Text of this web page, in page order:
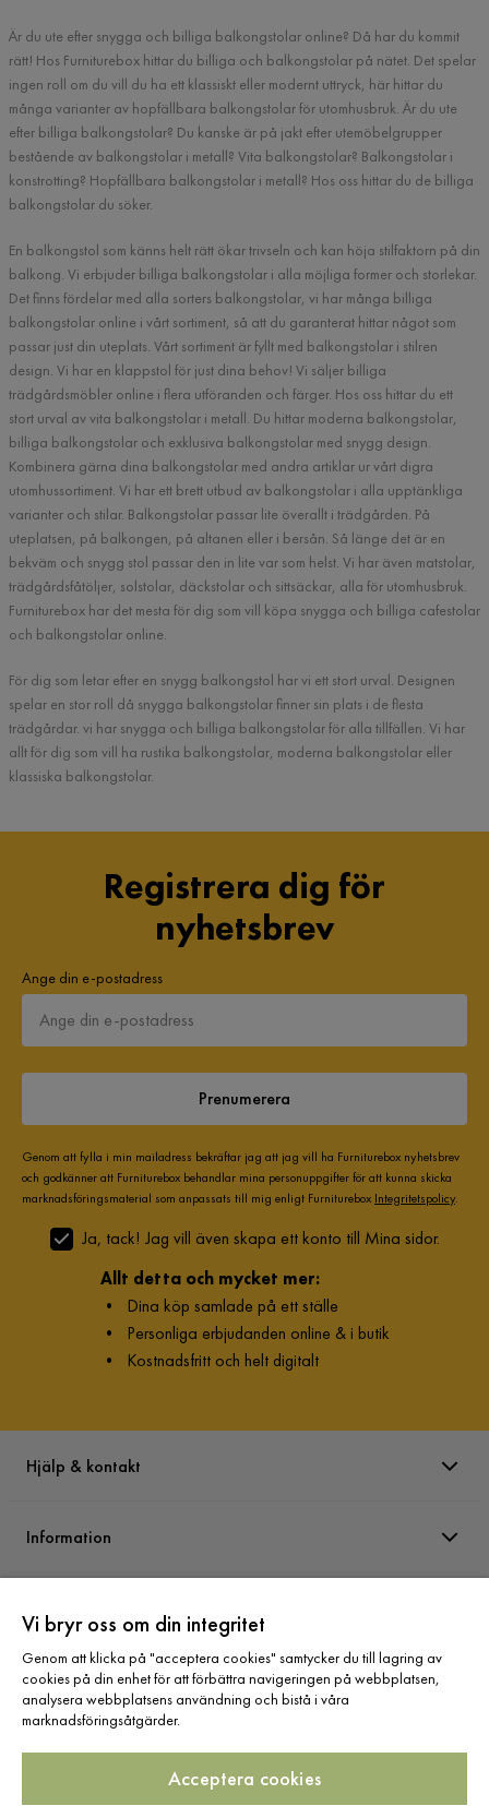
Är du ute efter snygga och billiga balkongstolar online? Då har du kommit
rätt! Hos Furniturebox hittar du billiga och balkongstolar på nätet. Det spelar
ingen roll om du vill du ha ett klassiskt eller modernt uttryck, här hittar du
många varianter av hopfällbara balkongstolar för utomhusbruk. Är du ute
efter billiga balkongstolar? Du kanske är på jakt efter utemöbelgrupper
bestående av balkongstolar i metall? Vita balkongstolar? Balkongstolar i
konstrotting? Hopfällbara balkongstolar i metall? Hos oss hittar du de billiga
balkongstolar du söker.
En balkongstol som känns helt rätt ökar trivseln och kan höja stilfaktorn på din
balkong. Vi erbjuder billiga balkongstolar i alla möjliga former och storlekar.
Det finns fördelar med alla sorters balkongstolar, vi har många billiga
balkongstolar online i vårt sortiment, så att du garanterat hittar något som
passar just din uteplats. Vårt sortiment är fyllt med balkongstolar i stilren
design. Vi har en klappstol för just dina behov! Vi säljer billiga
trädgårdsmöbler online i flera utföranden och färger. Hos oss hittar du ett
stort urval av vita balkongstolar i metall. Du hittar moderna balkongstolar,
billiga balkongstolar och exklusiva balkongstolar med snygg design.
Kombinera gärna dina balkongstolar med andra artiklar ur vårt digra
utomhussortiment. Vi har ett brett utbud av balkongstolar i alla upptänkliga
varianter och stilar. Balkongstolar passar lite överallt i trädgården. På
uteplatsen, på balkongen, på altanen eller i bersån. Så länge det är en
bekväm och snygg stol passar den in lite var som helst. Vi har även matstolar,
trädgårdsfåtöljer, solstolar, däckstolar och sittsäckar, alla för utomhusbruk.
Furniturebox har det mesta för dig som vill köpa snygga och billiga cafestolar
och balkongstolar online.
För dig som letar efter en snygg balkongstol har vi ett stort urval. Designen
spelar en stor roll då snygga balkongstolar finner sin plats i de flesta
trädgårdar. vi har snygga och billiga balkongstolar för alla tillfällen. Vi har
allt för dig som vill ha rustika balkongstolar, moderna balkongstolar eller
klassiska balkongstolar.
Registrera dig för
nyhetsbrev
Ange din e-postadress
Prenumerera
Genom att fylla i min mailadress bekräftar jag att jag vill ha Furniturebox nyhetsbrev
och godkänner att Furniturebox behandlar mina personuppgifter för att kunna skicka
marknadsföringsmaterial som anpassats till mig enligt Furniturebox Integritetspolicy.
Ja, tack! Jag vill även skapa ett konto till Mina sidor.
Allt detta och mycket mer:
• Dina köp samlade på ett ställe
• Personliga erbjudanden online & i butik
• Kostnadsfritt och helt digitalt
Hjälp & kontakt
Information
Sortiment
Vi bryr oss om din integritet
Genom att klicka på "acceptera cookies" samtycker du till lagring av
cookies på din enhet för att förbättra navigeringen på webbplatsen,
analysera webbplatsens användning och bistå i våra
marknadsföringsåtgärder.
Acceptera cookies